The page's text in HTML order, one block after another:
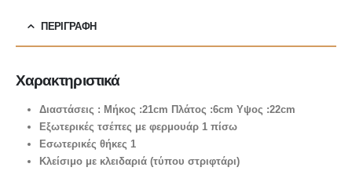
ΠΕΡΙΓΡΑΦΉ
Χαρακτηριστικά
Διαστάσεις : Μήκος :21cm Πλάτος :6cm Υψος :22cm
Εξωτερικές τσέπες με φερμουάρ 1 πίσω
Εσωτερικές θήκες 1
Κλείσιμο με κλειδαριά (τύπου στριφτάρι)